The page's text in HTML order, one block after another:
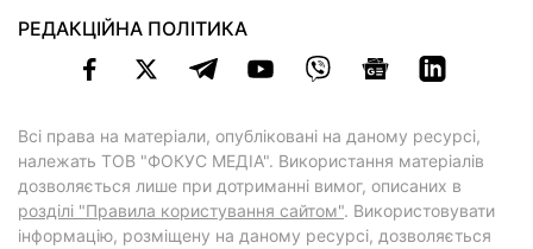
РЕДАКЦІЙНА ПОЛІТИКА
Всі права на матеріали, опубліковані на даному ресурсі,
належать ТОВ "ФОКУС МЕДІА". Використання матеріалів
дозволяється лише при дотриманні вимог, описаних в
розділі "Правила користування сайтом". Використовувати
інформацію, розміщену на даному ресурсі, дозволяється